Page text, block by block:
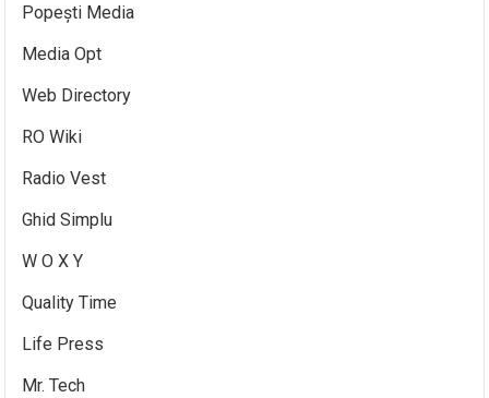
Popești Media
Media Opt
Web Directory
RO Wiki
Radio Vest
Ghid Simplu
W O X Y
Quality Time
Life Press
Mr. Tech